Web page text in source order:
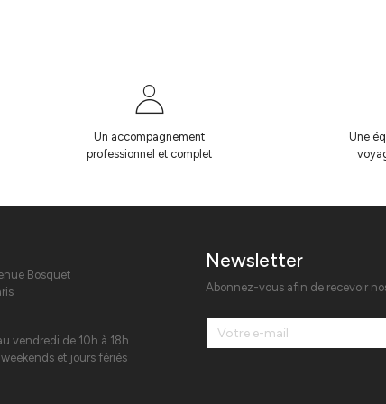
Un accompagnement
professionnel et complet
Une
Bosquet
vendredi de 10h à 18h
weekends et jours fériés
Newsletter
Abonnez-vous afin de recevoir